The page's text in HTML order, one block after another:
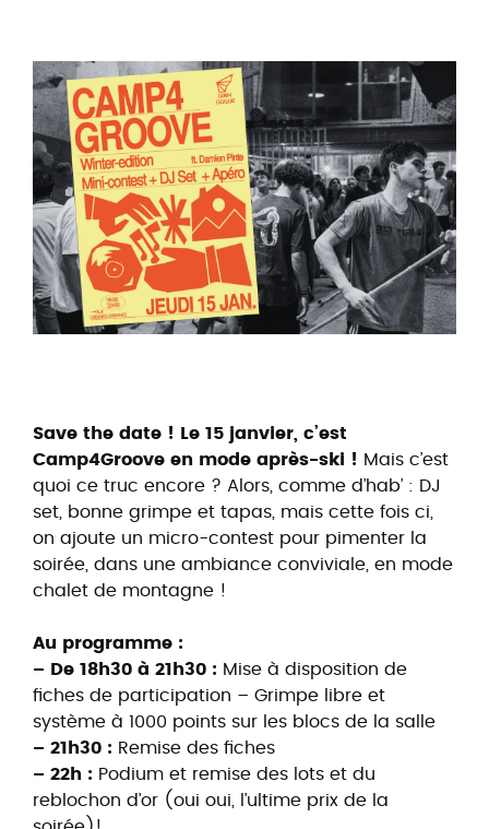
Save the date !
Le 15 janvier, c’est
Camp4Groove en mode après-ski ! Mais c’est
quoi ce truc encore ? Alors, comme d’hab’ : DJ
set, bonne grimpe et tapas, mais cette fois ci,
on ajoute un micro-contest pour pimenter la
soirée, dans une ambiance conviviale, en mode
chalet de montagne !
Au programme :
– De 18h30 à 21h30 : Mise à disposition de
fiches de participation – Grimpe libre et
système à 1000 points sur les blocs de la salle
– 21h30 : Remise des fiches
– 22h : Podium et remise des lots et du
reblochon d’or (oui oui, l’ultime prix de la